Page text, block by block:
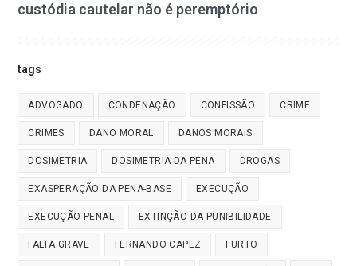
custódia cautelar não é peremptório
tags
ADVOGADO CONDENAÇÃO CONFISSÃO CRIME
CRIMES DANO MORAL DANOS MORAIS
DOSIMETRIA DOSIMETRIA DA PENA DROGAS
EXASPERAÇÃO DA PENA-BASE EXECUÇÃO
EXECUÇÃO PENAL EXTINÇÃO DA PUNIBILIDADE
FALTA GRAVE FERNANDO CAPEZ FURTO